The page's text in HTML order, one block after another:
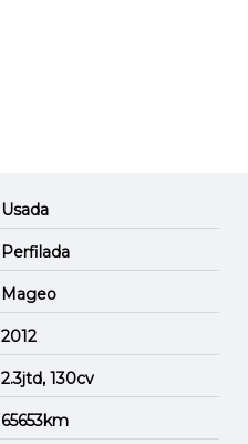
Usada
Perfilada
Mageo
2012
2.3jtd, 130cv
65653km